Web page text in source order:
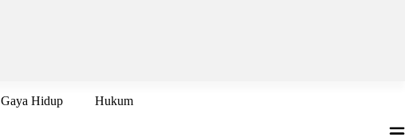
Gaya Hidup Hukum